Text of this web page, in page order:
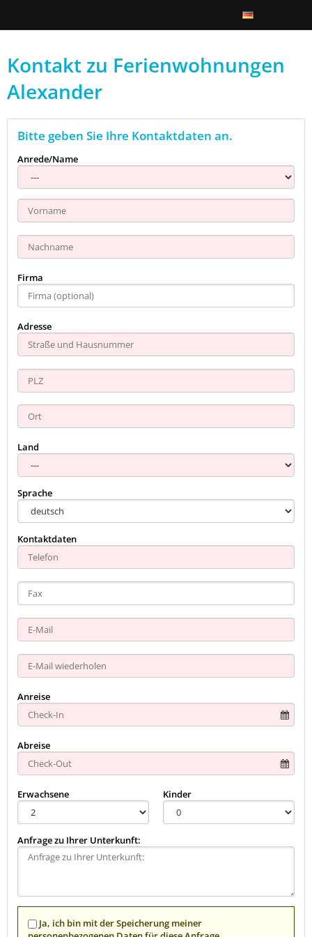
Kontakt zu Ferienwohnungen
Alexander
Bitte geben Sie Ihre Kontaktdaten an.
Anrede/Name
Firma
Adresse
Land
Sprache
Kontaktdaten
Anreise
Abreise
Erwachsene Kinder
Anfrage zu Ihrer Unterkunft:
Ja, ich bin mit der Speicherung meiner